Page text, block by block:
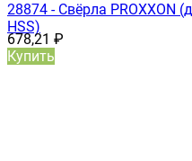
28874 - Свёрла PROXXON
HSS)
678,21 ₽
Купить